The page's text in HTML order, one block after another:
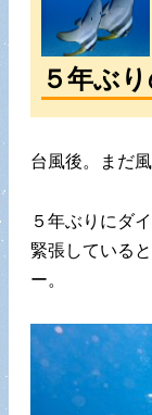
５年ぶ
台風後。まだ
５年ぶりにダ
緊張している
ー。